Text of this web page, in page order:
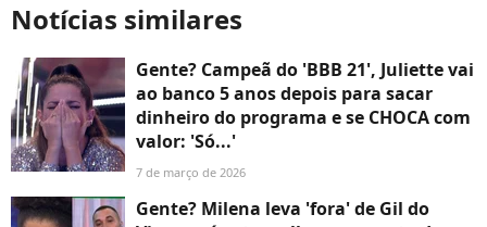
Notícias similares
Gente? Campeã do 'BBB 21', Juliette vai
ao banco 5 anos depois para sacar
dinheiro do programa e se CHOCA com
valor: 'Só...'
7 de março de 2026
Gente? Milena leva 'fora' de Gil do